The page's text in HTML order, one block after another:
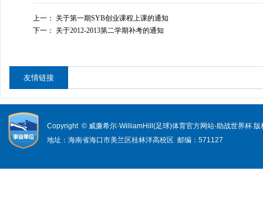
上一：
关于第一期SYB创业课程上课的通知
下一：
关于2012-2013第二学期补考的通知
友情链接
Copyright © 威廉希尔·WilliamHill(足球)体育官方网站-助战世界杯
地址：海南省海口市美兰区桂林洋高校区 邮编：571127